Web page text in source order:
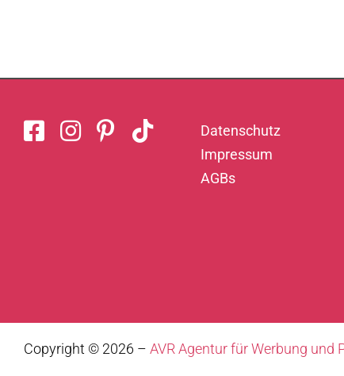
Datenschutz
Impressum
AGBs
Copyright © 2026 – AVR Agentur für Werbung und